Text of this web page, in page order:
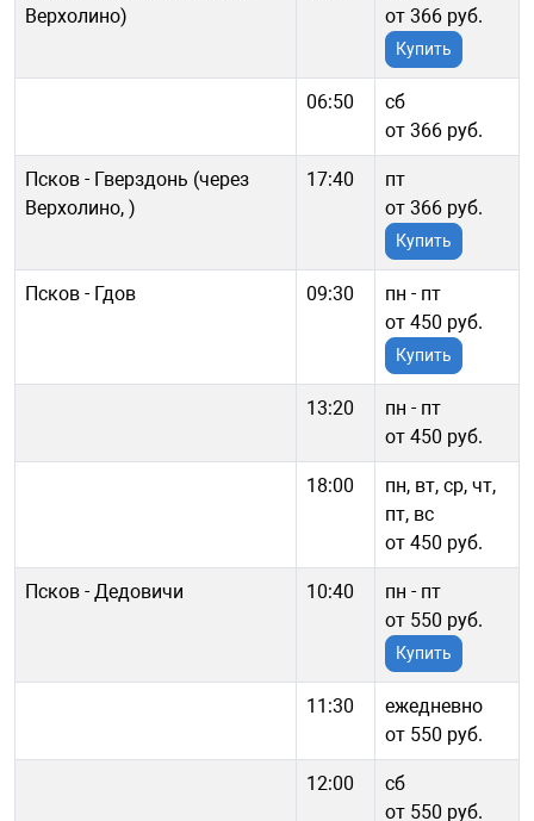
Верхолино)
от 366 руб.
Купить
06:50
сб
от 366 руб.
Псков - Гверздонь (через
Верхолино, )
17:40
пт
от 366 руб.
Купить
Псков - Гдов 09:30
пн - пт
от 450 руб.
Купить
13:20
пн - пт
от 450 руб.
18:00
пн, вт, ср, чт,
пт, вс
от 450 руб.
Псков - Дедовичи 10:40
пн - пт
от 550 руб.
Купить
11:30
ежедневно
от 550 руб.
12:00
сб
от 550 руб.